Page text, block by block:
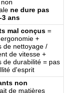
ne dure pas
3 ans
mal conçus =
+
de nettoyage /
de vitesse +
de durabilité = pas
d'esprit
non
de matières